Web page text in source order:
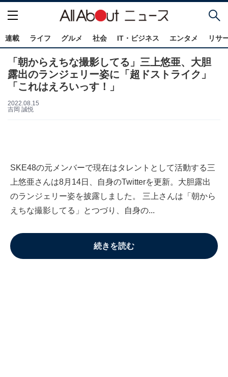
連載 ライフ グルメ 社会 IT・ビジネス エンタメ リサ
「朝からえちな撮影してる」三上悠亜、大胆
露出のランジェリー姿に「超ドストライク」
「これはえろいっす！」
2022.08.15
吉岡 誠悦
SKE48の元メンバーで現在はタレントとして活動する三
上悠亜さんは8月14日、自身のTwitterを更新。大胆露出
のランジェリー姿を披露しました。 三上さんは「朝から
えちな撮影してる」とつづり、自身の...
続きを読む